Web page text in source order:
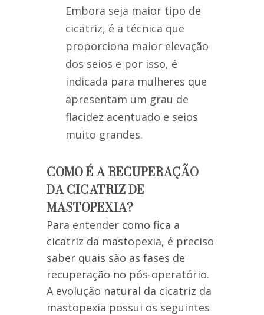
Embora seja maior tipo de
cicatriz, é a técnica que
proporciona maior elevação
dos seios e por isso, é
indicada para mulheres que
apresentam um grau de
flacidez acentuado e seios
muito grandes.
COMO É A RECUPERAÇÃO
DA CICATRIZ DE
MASTOPEXIA?
Para entender como fica a
cicatriz da mastopexia, é preciso
saber quais são as fases de
recuperação no pós-operatório.
A evolução natural da cicatriz da
mastopexia possui os seguintes